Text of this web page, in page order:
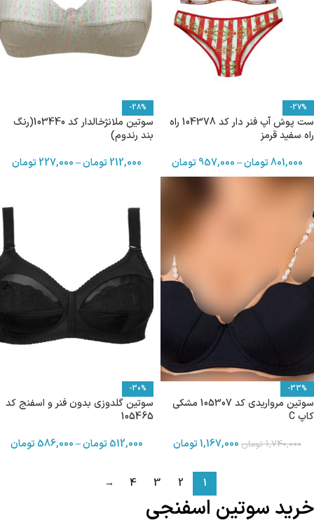
-27%
ست پوش آپ فنر دار کد 104378 راه
راه سفید قرمز
801,000تومان–
957,000تومان
-28%
سوتین ملانژخالدار کد 103440(رنگ
بند رندوم)
212,000تومان–
227,000تومان
-33%
سوتین مرواریدی کد 105307 مشکی
کاپ C
1,740,000 تومان 1,167,000تومان
-30%
سوتین گلدوزی بدون فنر و اسفنج کد
105465
512,000تومان–
586,000تومان
1
2
3
4
→
خرید سوتین اسفنجی